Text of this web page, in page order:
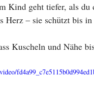
Kind geht tiefer, als du
Herz – sie schützt bis
Kuscheln und Nähe